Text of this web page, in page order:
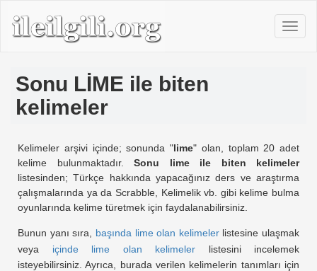
Sonu LİME ile biten
kelimeler
Kelimeler arşivi içinde; sonunda "lime" olan, toplam 20 adet
kelime bulunmaktadır. Sonu lime ile biten kelimeler
listesinden; Türkçe hakkında yapacağınız ders ve araştırma
çalışmalarında ya da Scrabble, Kelimelik vb. gibi kelime bulma
oyunlarında kelime türetmek için faydalanabilirsiniz.
Bunun yanı sıra, başında lime olan kelimelerlistesine ulaşmak
veya içinde lime olan kelimeler listesini incelemek
isteyebilirsiniz. Ayrıca, burada verilen kelimelerin tanımları için